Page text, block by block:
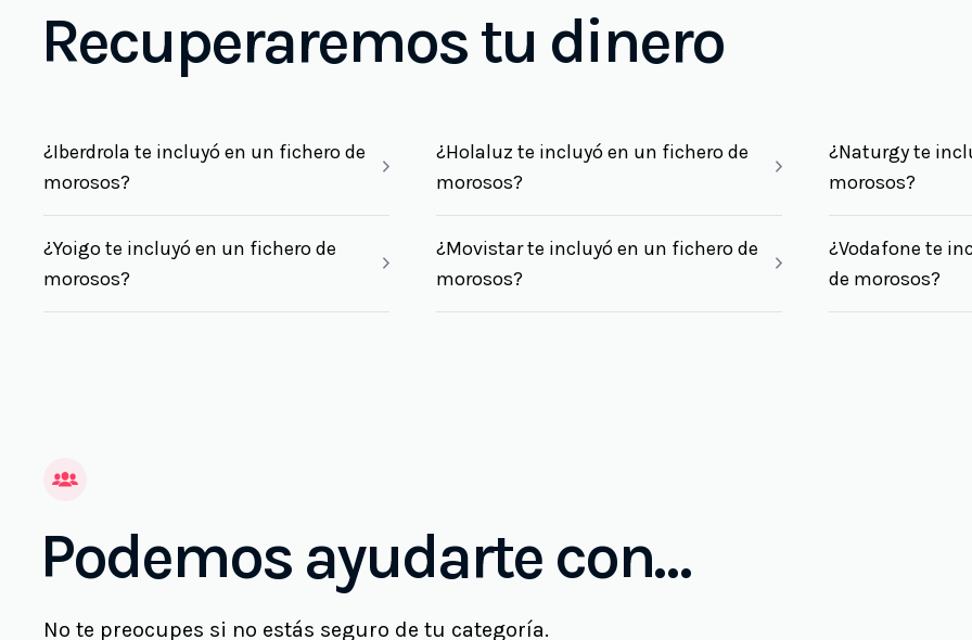
Recuperaremos tu dinero
¿Iberdrola te incluyó en un fichero de
morosos?
¿Holaluz te incluyó en un fichero de
morosos?
¿Naturgy te
morosos?
¿Yoigo te incluyó en un fichero de
morosos?
¿Movistar te incluyó en un fichero de
morosos?
¿Vodafone te
de morosos?
Podemos ayudarte con…
No te preocupes si no estás seguro de tu categoría.